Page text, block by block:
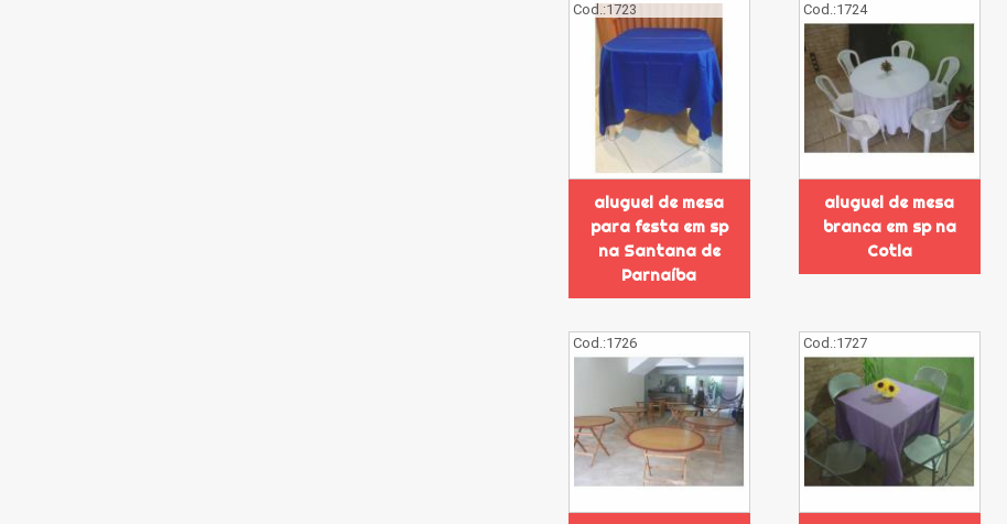
Cod.:1723
aluguel de mesa
para festa em sp
na Santana de
Parnaíba
Cod.:1724
aluguel de mesa
branca em sp na
Cotia
Cod.:1726 Cod.:1727